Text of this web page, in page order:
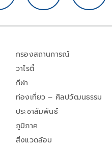
กรองสถานการณ์
วาไรตี้
กีฬา
ท่องเที่ยว – ศิลปวัฒนธรรม
ประชาสัมพันธ์
ภูมิภาค
สิ่งแวดล้อม